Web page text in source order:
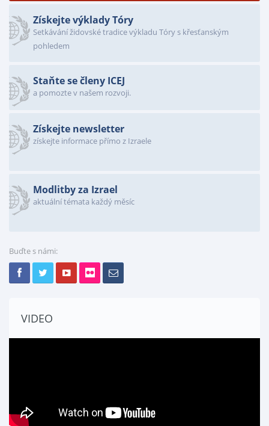
Získejte výklady Tóry
Setkávání židovské tradice výkladu Tóry s křesťanským
pohledem
Staňte se členy ICEJ
a pomozte v našem rozvoji.
Získejte newsletter
získejte informace přímo z Izraele
Modlitby za Izrael
aktuální témata každý měsíc
Buďte s námi:
VIDEO